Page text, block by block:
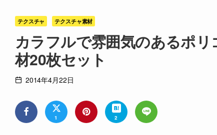
テクスチャ テクスチャ素材
カラフルで雰囲気のあるポ
材20枚セット
2014年4月22日
1 2